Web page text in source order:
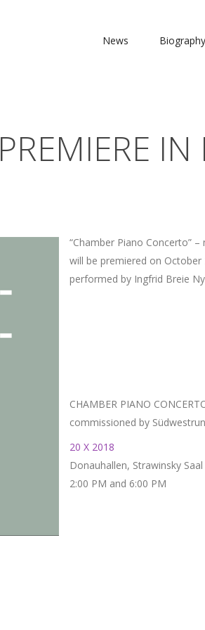
News Biography
PREMIERE
“Chamber Piano Concerto”
will be premiered on
performed by Ingfrid Breie
CHAMBER PIANO
commissioned by
20 X 2018
Donauhallen, Strawinsky Saal
2:00 PM and 6:00 PM